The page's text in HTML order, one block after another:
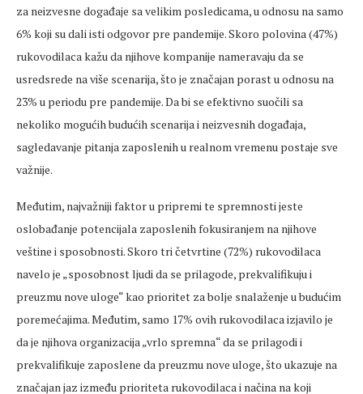
za neizvesne događaje sa velikim posledicama, u odnosu na samo
6% koji su dali isti odgovor pre pandemije. Skoro polovina (47%)
rukovodilaca kažu da njihove kompanije nameravaju da se
usredsrede na više scenarija, što je značajan porast u odnosu na
23% u periodu pre pandemije. Da bi se efektivno suočili sa
nekoliko mogućih budućih scenarija i neizvesnih događaja,
sagledavanje pitanja zaposlenih u realnom vremenu postaje sve
važnije.
Međutim, najvažniji faktor u pripremi te spremnosti jeste
oslobađanje potencijala zaposlenih fokusiranjem na njihove
veštine i sposobnosti. Skoro tri četvrtine (72%) rukovodilaca
navelo je „sposobnost ljudi da se prilagode, prekvalifikuju i
preuzmu nove uloge“ kao prioritet za bolje snalaženje u budućim
poremećajima. Međutim, samo 17% ovih rukovodilaca izjavilo je
da je njihova organizacija „vrlo spremna“ da se prilagodi i
prekvalifikuje zaposlene da preuzmu nove uloge, što ukazuje na
značajan jaz između prioriteta rukovodilaca i načina na koji